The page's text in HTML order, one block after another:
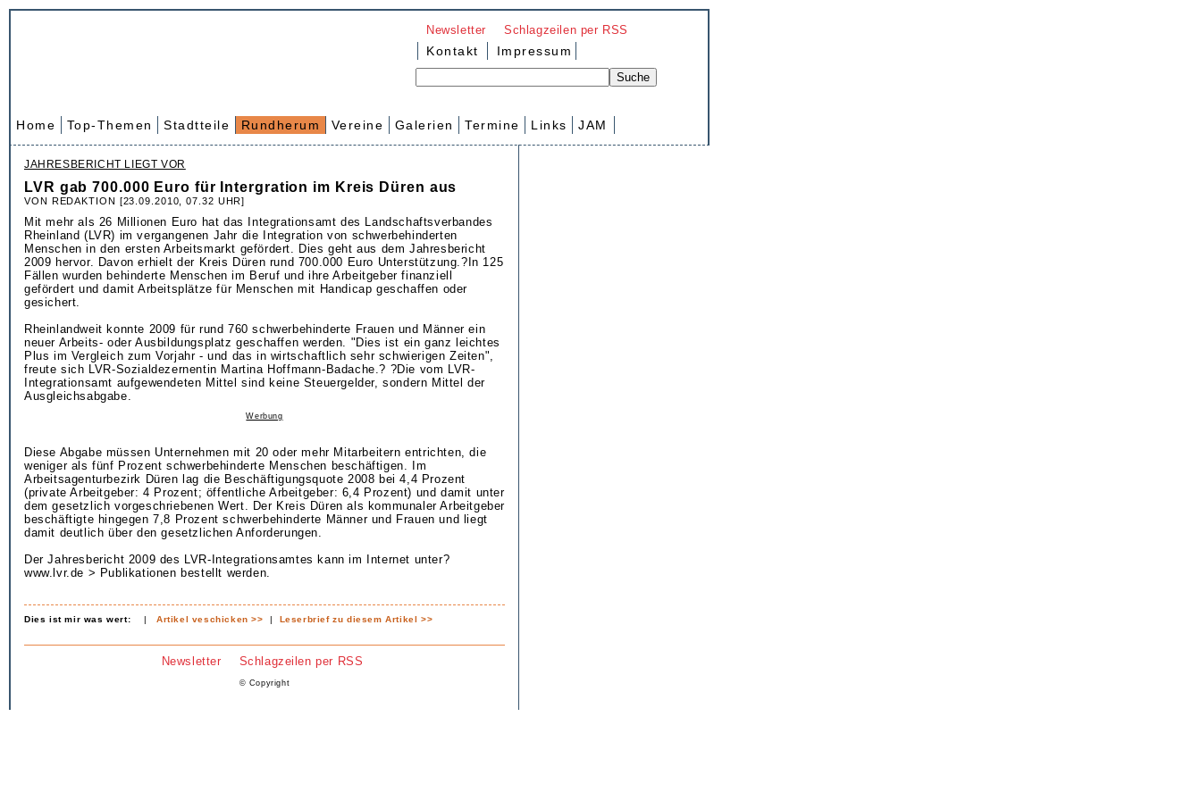
Newsletter Schlagzeilen per RSS
Kontakt Impressum
Home Top-Themen Stadtteile Rundherum Vereine Galerien Termine Links JAM
JAHRESBERICHT LIEGT VOR
LVR gab 700.000 Euro für Intergration im Kreis Düren aus
VON REDAKTION [23.09.2010, 07.32 UHR]
Mit mehr als 26 Millionen Euro hat das Integrationsamt des Landschaftsverbandes
Rheinland (LVR) im vergangenen Jahr die Integration von schwerbehinderten
Menschen in den ersten Arbeitsmarkt gefördert. Dies geht aus dem Jahresbericht
2009 hervor. Davon erhielt der Kreis Düren rund 700.000 Euro Unterstützung.?In 125
Fällen wurden behinderte Menschen im Beruf und ihre Arbeitgeber finanziell
gefördert und damit Arbeitsplätze für Menschen mit Handicap geschaffen oder
gesichert.
Rheinlandweit konnte 2009 für rund 760 schwerbehinderte Frauen und Männer ein
neuer Arbeits- oder Ausbildungsplatz geschaffen werden. "Dies ist ein ganz leichtes
Plus im Vergleich zum Vorjahr - und das in wirtschaftlich sehr schwierigen Zeiten",
freute sich LVR-Sozialdezernentin Martina Hoffmann-Badache.? ?Die vom LVR-
Integrationsamt aufgewendeten Mittel sind keine Steuergelder, sondern Mittel der
Ausgleichsabgabe.
Werbung
Diese Abgabe müssen Unternehmen mit 20 oder mehr Mitarbeitern entrichten, die
weniger als fünf Prozent schwerbehinderte Menschen beschäftigen. Im
Arbeitsagenturbezirk Düren lag die Beschäftigungsquote 2008 bei 4,4 Prozent
(private Arbeitgeber: 4 Prozent; öffentliche Arbeitgeber: 6,4 Prozent) und damit unter
dem gesetzlich vorgeschriebenen Wert. Der Kreis Düren als kommunaler Arbeitgeber
beschäftigte hingegen 7,8 Prozent schwerbehinderte Männer und Frauen und liegt
damit deutlich über den gesetzlichen Anforderungen.
Der Jahresbericht 2009 des LVR-Integrationsamtes kann im Internet unter?
www.lvr.de > Publikationen bestellt werden.
Dies ist mir was wert: |Artikel veschicken >> | Leserbrief zu diesem Artikel >>
Newsletter Schlagzeilen per RSS
© Copyright